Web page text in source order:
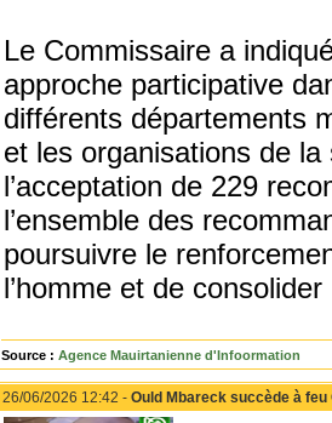
Le Commissaire a
approche participative
différents départements
et les organisations de
l’acceptation de 229
l’ensemble des
poursuivre le
l’homme et de consolider
Source : Agence Mauirtanienne d'Infoormation
26/06/2026 12:42 - Ould Mbareck succède à